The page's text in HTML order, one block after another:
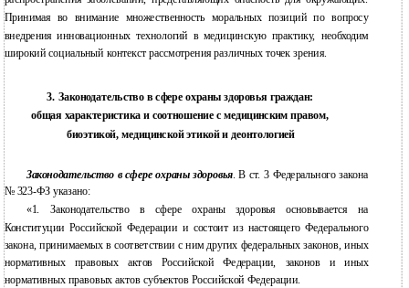
Принимая во внимание множественность моральных позиций по вопросу
внедрения инновационных технологий в медицинскую практику, необходим
широкий социальный контекст рассмотрения различных точек зрения.
3. Законодательство в сфере охраны здоровья граждан:
общая характеристика и соотношение с медицинским правом,
биоэтикой, медицинской этикой и деонтологией
Законодательство в сфере охраны здоровья. В ст. 3 Федерального закона
№ 323-ФЗуказано:
«1. Законодательство в сфере охраны здоровья основывается на
Конституции Российской Федерации и состоит из настоящего Федерального
закона, принимаемых в соответствии с ним других федеральных законов, иных
нормативных правовых актов Российской Федерации, законов и иных
нормативных правовых актов субъектов Российской Федерации.